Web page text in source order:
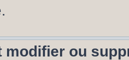
modifier ou